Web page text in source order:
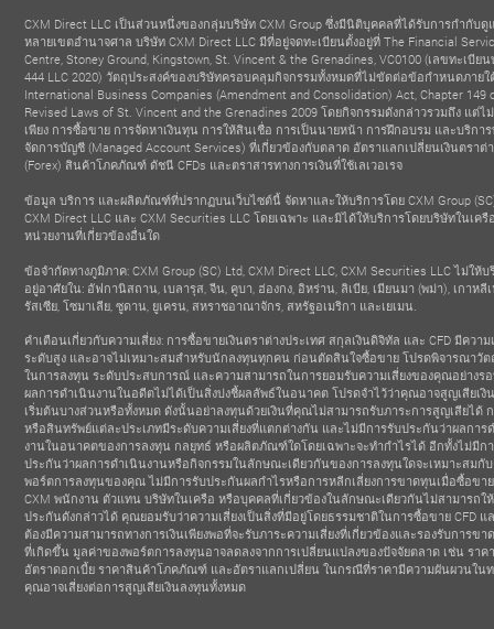
CXM Direct LLC เป็นส่วนหนึ่งของกลุ่มบริษัท CXM Group ซึ่งมีนิติบุคคลที่ได้รับการกำกับดู
หลายเขตอำนาจศาล บริษัท CXM Direct LLC มีที่อยู่จดทะเบียนตั้งอยู่ที่ The Financial
Centre, Stoney Ground, Kingstown, St. Vincent & the Grenadines, VC0100 (เลขทะเบีย
444 LLC 2020) วัตถุประสงค์ของบริษัทครอบคลุมกิจกรรมทั้งหมดที่ไม่ขัดต่อข้อกำหนดภายใ
International Business Companies (Amendment and Consolidation) Act, Chapter 149
Revised Laws of St. Vincent and the Grenadines 2009 โดยกิจกรรมดังกล่าวรวมถึง แต่ไ
เพียง การซื้อขาย การจัดหาเงินทุน การให้สินเชื่อ การเป็นนายหน้า การฝึกอบรม และบริกา
จัดการบัญชี (Managed Account Services) ที่เกี่ยวข้องกับตลาด อัตราแลกเปลี่ยนเงินตราต่
(Forex) สินค้าโภคภัณฑ์ ดัชนี CFDs และตราสารทางการเงินที่ใช้เลเวอเรจ
ข้อมูล บริการ และผลิตภัณฑ์ที่ปรากฏบนเว็บไซต์นี้ จัดหาและให้บริการโดย CXM Group
CXM Direct LLC และ CXM Securities LLC โดยเฉพาะ และมิได้ให้บริการโดยบริษัทในเครื
หน่วยงานที่เกี่ยวข้องอื่นใด
ข้อจำกัดทางภูมิภาค: CXM Group (SC) Ltd, CXM Direct LLC, CXM Securities LLC ไม่ให้
อยู่อาศัยใน: อัฟกานิสถาน, เบลารุส, จีน, คูบา, ฮ่องกง, อิหร่าน, ลิเบีย, เมียนมา (พม่า), เกาหลี
รัสเซีย, โซมาเลีย, ซูดาน, ยูเครน, สหราชอาณาจักร, สหรัฐอเมริกา และเยเมน.
คำเตือนเกี่ยวกับความเสี่ยง: การซื้อขายเงินตราต่างประเทศ สกุลเงินดิจิทัล และ CFD มีความ
ระดับสูง และอาจไม่เหมาะสมสำหรับนักลงทุนทุกคน ก่อนตัดสินใจซื้อขาย โปรดพิจารณาวัต
ในการลงทุน ระดับประสบการณ์ และความสามารถในการยอมรับความเสี่ยงของคุณอย่างร
ผลการดำเนินงานในอดีตไม่ได้เป็นสิ่งบ่งชี้ผลลัพธ์ในอนาคต โปรดจำไว้ว่าคุณอาจสูญเสียเงิ
เริ่มต้นบางส่วนหรือทั้งหมด ดังนั้นอย่าลงทุนด้วยเงินที่คุณไม่สามารถรับภาระการสูญเสียได้
หรือสินทรัพย์แต่ละประเภทมีระดับความเสี่ยงที่แตกต่างกัน และไม่มีการรับประกันว่าผลการ
งานในอนาคตของการลงทุน กลยุทธ์ หรือผลิตภัณฑ์ใดโดยเฉพาะจะทำกำไรได้ อีกทั้งไม่มีก
ประกันว่าผลการดำเนินงานหรือกิจกรรมในลักษณะเดียวกันของการลงทุนใดจะเหมาะสมกั
พอร์ตการลงทุนของคุณ ไม่มีการรับประกันผลกำไรหรือการหลีกเลี่ยงการขาดทุนเมื่อซื้อขาย
CXM พนักงาน ตัวแทน บริษัทในเครือ หรือบุคคลที่เกี่ยวข้องในลักษณะเดียวกันไม่สามารถใ
ประกันดังกล่าวได้ คุณยอมรับว่าความเสี่ยงเป็นสิ่งที่มีอยู่โดยธรรมชาติในการซื้อขาย CFD
ต้องมีความสามารถทางการเงินเพียงพอที่จะรับภาระความเสี่ยงที่เกี่ยวข้องและรองรับการขา
ที่เกิดขึ้น มูลค่าของพอร์ตการลงทุนอาจลดลงจากการเปลี่ยนแปลงของปัจจัยตลาด เช่น ราค
อัตราดอกเบี้ย ราคาสินค้าโภคภัณฑ์ และอัตราแลกเปลี่ยน ในกรณีที่ราคามีความผันผวนใน
คุณอาจเสี่ยงต่อการสูญเสียเงินลงทุนทั้งหมด
ร์ที่มีอิทธิพลมาก
ที่สุด
Finance
โบรกเกอร์ที่เติบโตเร็วที่สุด
2019- Figure Finance
BEST GOLD